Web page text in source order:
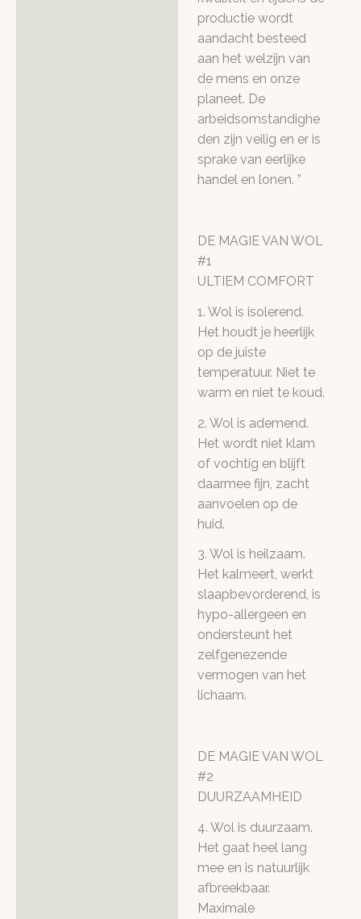
productie wordt
aandacht besteed
aan het welzijn van
de mens en onze
planeet. De
arbeidsomstandighe
den zijn veilig en er is
sprake van eerlijke
handel en lonen. ”
DE MAGIE VAN WOL
#1
ULTIEM COMFORT
1. Wol is isolerend.
Het houdt je heerlijk
op de juiste
temperatuur. Niet te
warm en niet te koud.
2. Wol is ademend.
Het wordt niet klam
of vochtig en blijft
daarmee fijn, zacht
aanvoelen op de
huid.
3. Wol is heilzaam.
Het kalmeert, werkt
slaapbevorderend, is
hypo-allergeen en
ondersteunt het
zelfgenezende
vermogen van het
lichaam.
DE MAGIE VAN WOL
#2
DUURZAAMHEID
4. Wol is duurzaam.
Het gaat heel lang
mee en is natuurlijk
afbreekbaar.
Maximale